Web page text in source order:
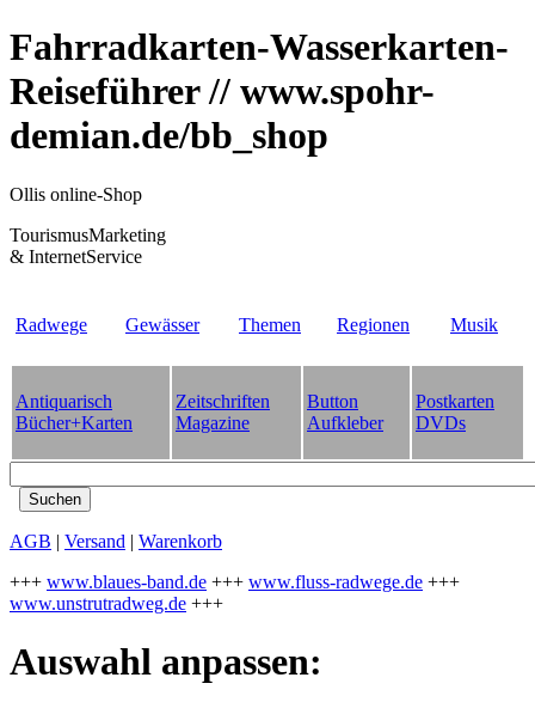
Fahrradkarten-Wasserkarten-
Reiseführer // www.spohr-
demian.de/bb_shop
Ollis online-Shop
TourismusMarketing
& InternetService
Radwege Gewässer Themen Regionen Musik
Antiquarisch
Bücher+Karten
Zeitschriften
Magazine
Button
Aufkleber
Postkarten
DVDs
AGB | Versand | Warenkorb
+++ www.blaues-band.de +++ www.fluss-radwege.de +++
www.unstrutradweg.de +++
Auswahl anpassen: